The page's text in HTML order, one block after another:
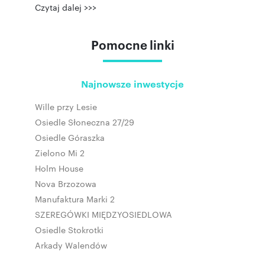
Czytaj dalej >>>
Pomocne linki
Najnowsze inwestycje
Wille przy Lesie
Osiedle Słoneczna 27/29
Osiedle Góraszka
Zielono Mi 2
Holm House
Nova Brzozowa
Manufaktura Marki 2
SZEREGÓWKI MIĘDZYOSIEDLOWA
Osiedle Stokrotki
Arkady Walendów